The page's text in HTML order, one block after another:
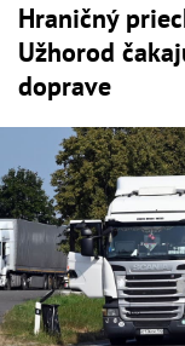
Hraničný
Užhorod
doprave